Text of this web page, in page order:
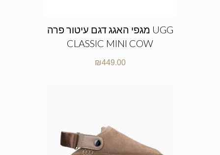
מגפי האגג דגם עיטור פרה UGG
CLASSIC MINI COW
₪449.00